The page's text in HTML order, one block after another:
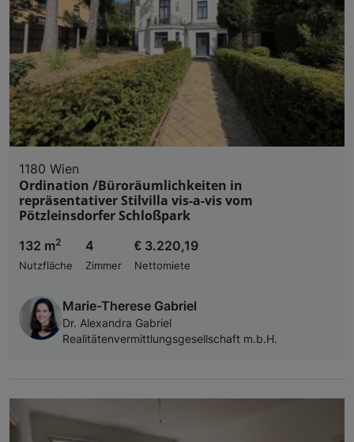
1180 Wien
Ordination /Büroräumlichkeiten in
repräsentativer Stilvilla vis-a-vis vom
Pötzleinsdorfer Schloßpark
132 m2
Nutzfläche
4
Zimmer
€ 3.220,19
Nettomiete
Marie-Therese Gabriel
Dr. Alexandra Gabriel
Realitätenvermittlungsgesellschaft m.b.H.